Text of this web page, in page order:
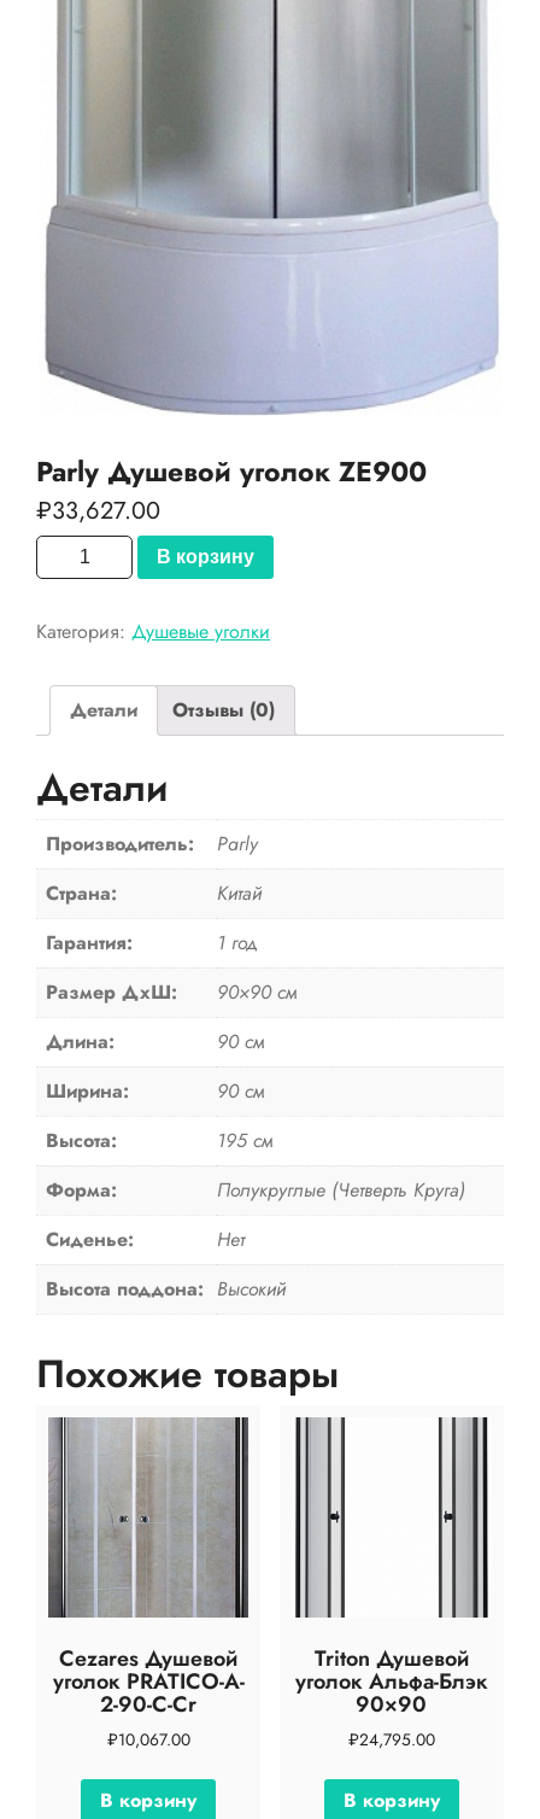
Parly Душевой уголок ZE900
₽33,627.00
Количество
товара
Душевой
ZE900
В корзину
Категория: Душевые уголки
Детали Отзывы (0)
Детали
Производитель:
Parly
Страна:
Китай
Гарантия:
1 год
Размер ДхШ:
90×90 см
Длина:
90 см
Ширина:
90 см
Высота:
195 см
Форма:
Полукруглые (Четверть Круга)
Сиденье:
Нет
Высота поддона: Высокий
Похожие товары
Cezares Душевой
уголок PRATICO-A-
2-90-C-Cr
₽10,067.00
В корзину
Triton Душевой
уголок Альфа-Блэк
90×90
₽24,795.00
В корзину